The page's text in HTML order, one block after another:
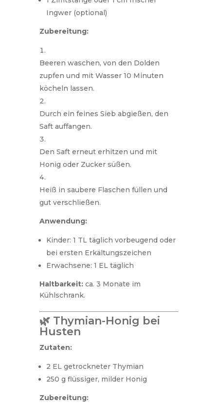
Ingwer (optional)
Zubereitung:
Beeren waschen, von den Dolden
zupfen und mit Wasser 10 Minuten
köcheln lassen.
Durch ein feines Sieb abgießen, den
Saft auffangen.
Den Saft erneut erhitzen und mit
Honig oder Zucker süßen.
Heiß in saubere Flaschen füllen und
gut verschließen.
Anwendung:
Kinder: 1 TL täglich vorbeugend oder
bei ersten Erkältungszeichen
Erwachsene: 1 EL täglich
Haltbarkeit:ca. 3 Monate im
Kühlschrank.
🌿 Thymian-Honig bei
Husten
Zutaten:
2 EL getrockneter Thymian
250 g flüssiger, milder Honig
Zubereitung: